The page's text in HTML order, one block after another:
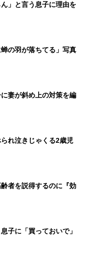
ん」と言う息子に理由を
蝉の羽が落ちてる」写真
に妻が斜め上の対策を編
れ泣きじゃくる2歳児
者を説得するのに『効
子に「買っておいで」